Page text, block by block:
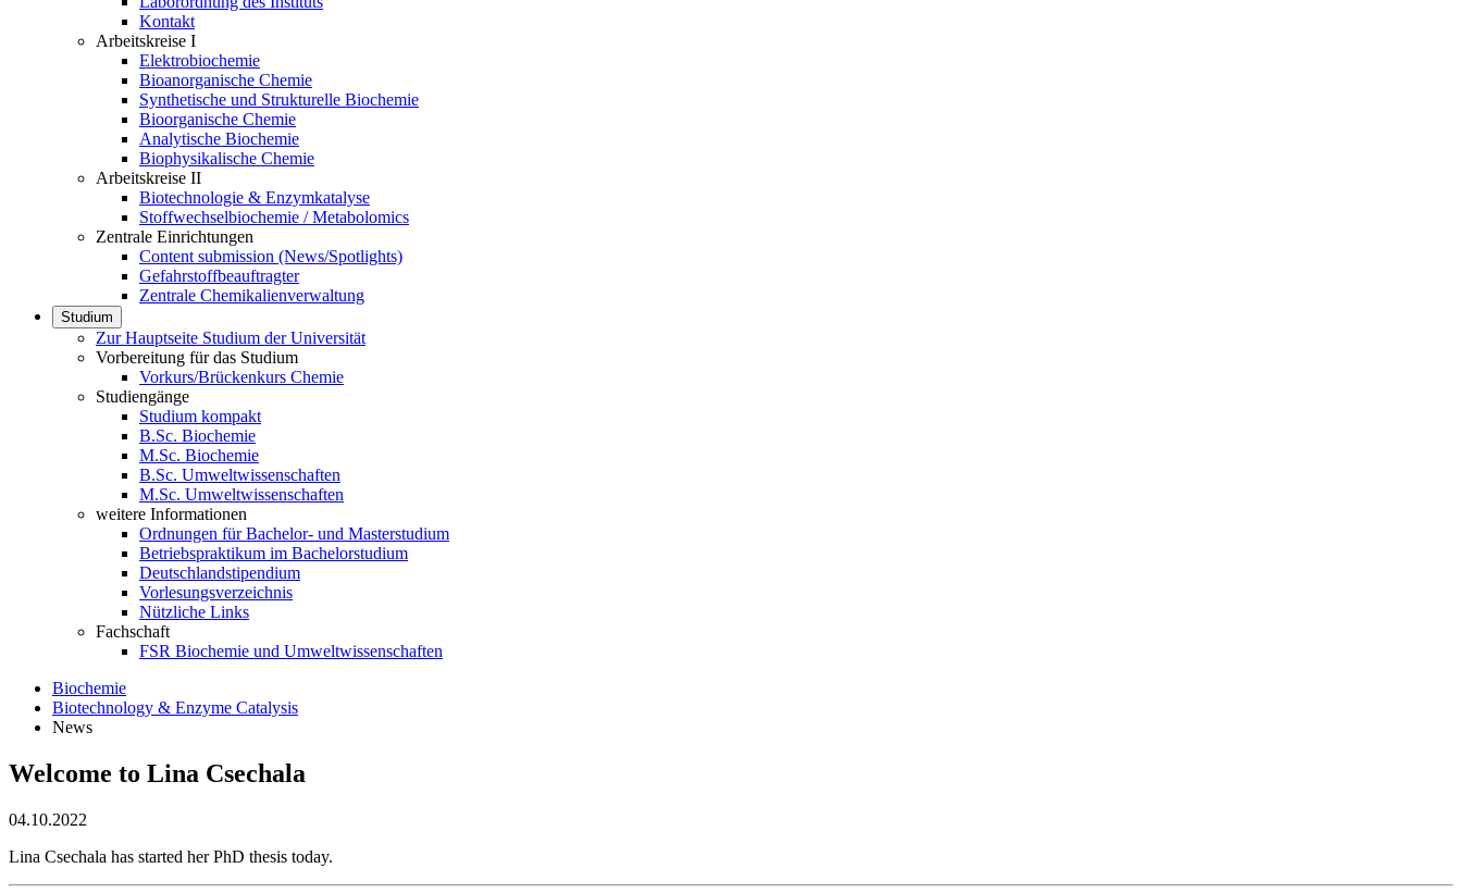
Kontakt
Arbeitskreise I
Elektrobiochemie
Bioanorganische Chemie
Synthetische und Strukturelle Biochemie
Bioorganische Chemie
Analytische Biochemie
Biophysikalische Chemie
Arbeitskreise II
Biotechnologie & Enzymkatalyse
Stoffwechselbiochemie / Metabolomics
Zentrale Einrichtungen
Content submission (News/Spotlights)
Gefahrstoffbeauftragter
Zentrale Chemikalienverwaltung
Studium
Zur Hauptseite Studium der Universität
Vorbereitung für das Studium
Vorkurs/Brückenkurs Chemie
Studiengänge
Studium kompakt
B.Sc. Biochemie
M.Sc. Biochemie
B.Sc. Umweltwissenschaften
M.Sc. Umweltwissenschaften
weitere Informationen
Ordnungen für Bachelor- und Masterstudium
Betriebspraktikum im Bachelorstudium
Deutschlandstipendium
Vorlesungsverzeichnis
Nützliche Links
Fachschaft
FSR Biochemie und Umweltwissenschaften
Biochemie
Biotechnology & Enzyme Catalysis
News
Welcome to Lina Csechala
04.10.2022
Lina Csechala has started her PhD thesis today.